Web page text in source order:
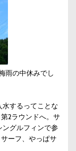
雨の中休みでし
水するってことな
2ラウンドへ。サ
ングルフィンで参
ーフ、やっぱサ